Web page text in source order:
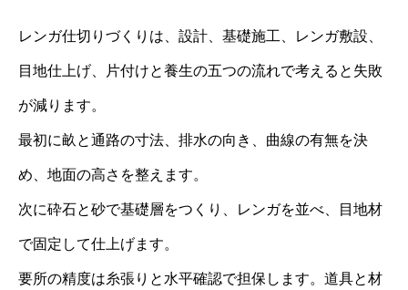
レンガ仕切りづくりは、設計、基礎施工、レンガ敷設、
目地仕上げ、片付けと養生の五つの流れで考えると失敗
が減ります。
最初に畝と通路の寸法、排水の向き、曲線の有無を決
め、地面の高さを整えます。
次に砕石と砂で基礎層をつくり、レンガを並べ、目地材
で固定して仕上げます。
要所の精度は糸張りと水平確認で担保します。道具と材